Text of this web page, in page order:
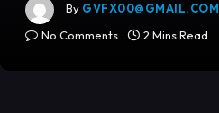
By GVFX00@GMAIL.COM
No Comments
2 Mins Read